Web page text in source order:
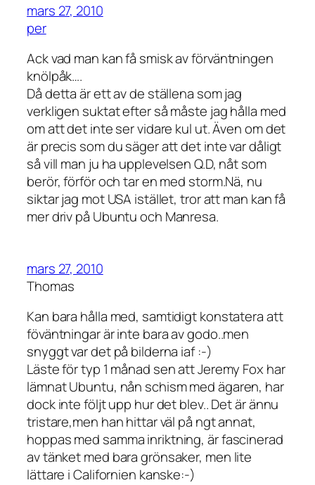
mars 27, 2010
per
Ack vad man kan få smisk av förväntningen
knölpåk….
Då detta är ett av de ställena som jag
verkligen suktat efter så måste jag hålla med
om att det inte ser vidare kul ut. Även om det
är precis som du säger att det inte var dåligt
så vill man ju ha upplevelsen Q.D, nåt som
berör, förför och tar en med storm.Nä, nu
siktar jag mot USA istället, tror att man kan få
mer driv på Ubuntu och Manresa.
mars 27, 2010
Thomas
Kan bara hålla med, samtidigt konstatera att
föväntningar är inte bara av godo..men
snyggt var det på bilderna iaf :-)
Läste för typ 1 månad sen att Jeremy Fox har
lämnat Ubuntu, nån schism med ägaren, har
dock inte följt upp hur det blev.. Det är ännu
tristare,men han hittar väl på ngt annat,
hoppas med samma inriktning, är fascinerad
av tänket med bara grönsaker, men lite
lättare i Californien kanske:-)